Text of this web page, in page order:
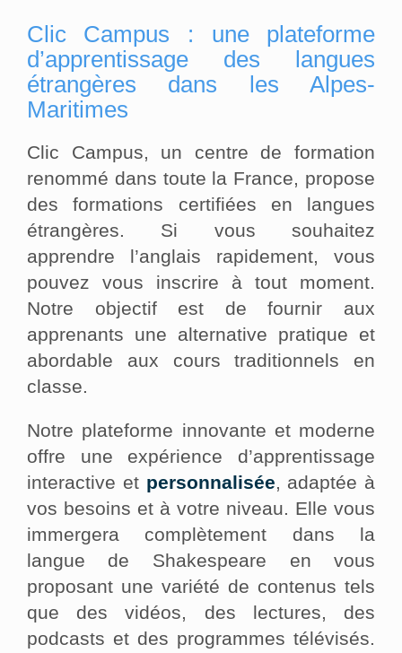
Clic Campus : une plateforme
d’apprentissage des langues
étrangères dans les Alpes-
Maritimes
Clic Campus, un centre de formation
renommé dans toute la France, propose
des formations certifiées en langues
étrangères. Si vous souhaitez
apprendre l’anglais rapidement, vous
pouvez vous inscrire à tout moment.
Notre objectif est de fournir aux
apprenants une alternative pratique et
abordable aux cours traditionnels en
classe.
Notre plateforme innovante et moderne
offre une expérience d’apprentissage
interactive et personnalisée, adaptée à
vos besoins et à votre niveau. Elle vous
immergera complètement dans la
langue de Shakespeare en vous
proposant une variété de contenus tels
que des vidéos, des lectures, des
podcasts et des programmes télévisés.